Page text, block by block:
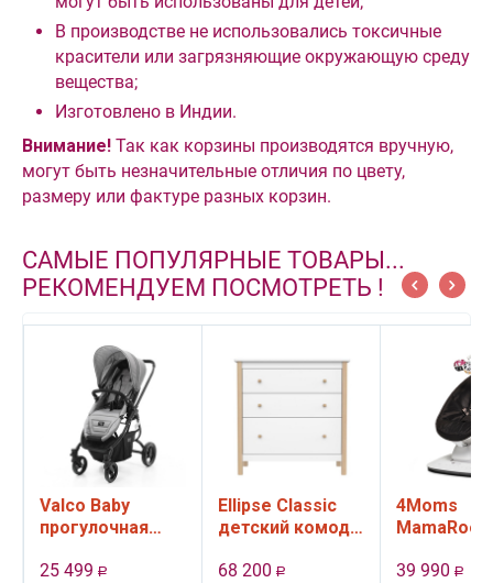
В производстве не использовались токсичные
красители или загрязняющие окружающую среду
вещества;
Изготовлено в Индии.
Внимание!Так как корзины производятся вручную,
могут быть незначительные отличия по цвету,
размеру или фактуре разных корзин.
САМЫЕ ПОПУЛЯРНЫЕ ТОВАРЫ...
РЕКОМЕНДУЕМ ПОСМОТРЕТЬ !
Valco Baby
прогулочная
Ultra цвет Cool
25 499 Р
Ellipse Classic
детский комод,
68 200 Р
4Moms
MamaRoo
39 990 Р